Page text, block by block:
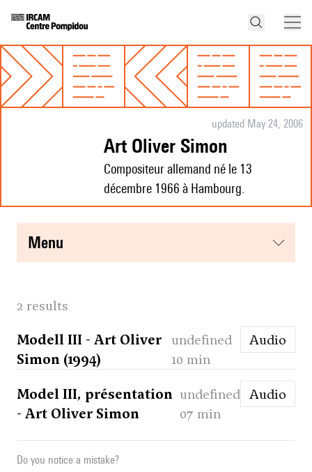
updated May 24, 2006
Art Oliver Simon
Compositeur allemand né le 13
décembre 1966 à Hambourg.
menu
2 results
Modell III - Art Oliver
Simon (1994)
undefined
10 min
Audio
Model III, présentation
- Art Oliver Simon
undefined
07 min
Audio
Do you notice a mistake?